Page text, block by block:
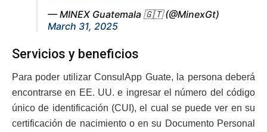
— MINEX Guatemala 🇬🇹 (@MinexGt)
March 31, 2025
Servicios y beneficios
Para poder utilizar ConsulApp Guate, la persona deberá
encontrarse en EE. UU. e ingresar el número del código
único de identificación (CUI), el cual se puede ver en su
certificación de nacimiento o en su Documento Personal